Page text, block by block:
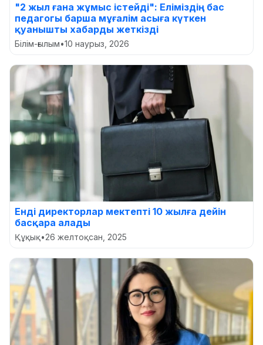
"2 жыл ғана жұмыс істейді": Еліміздің бас
педагогы барша мұғалім асыға күткен
қуанышты хабарды жеткізді
Білім-ғылым•10 наурыз, 2026
Енді директорлар мектепті 10 жылға дейін
басқара алады
Құқық•26 желтоқсан, 2025